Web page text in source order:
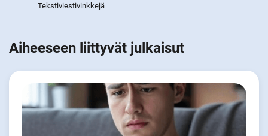
Tekstiviestivinkkejä
Aiheeseen liittyvät julkaisut